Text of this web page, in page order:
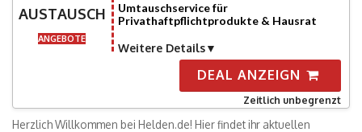
AUSTAUSCH
ANGEBOTE
Umtauschservice für
Privathaftpflichtprodukte & Hausrat
Weitere Details
DEAL ANZEIGN
Zeitlich unbegrenzt
Herzlich Willkommen bei Helden.de! Hier findet ihr aktuellen